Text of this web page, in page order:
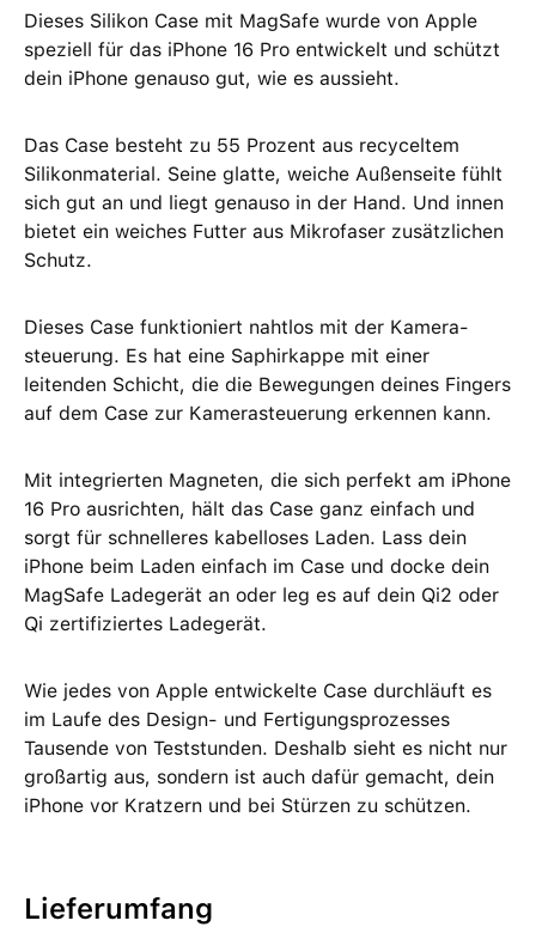
Dieses Silikon Case mit MagSafe wurde von Apple
speziell für das iPhone 16 Pro entwickelt und schützt
dein iPhone genauso gut, wie es aussieht.
Das Case besteht zu 55 Prozent aus recyceltem
Silikon­material. Seine glatte, weiche Außenseite fühlt
sich gut an und liegt genauso in der Hand. Und innen
bietet ein weiches Futter aus Mikrofaser zusätzlichen
Schutz.
Dieses Case funktioniert nahtlos mit der Kamera­
steuerung. Es hat eine Saphir­kappe mit einer
leitenden Schicht, die die Bewegungen deines Fingers
auf dem Case zur Kamera­steuerung erkennen kann.
Mit integrierten Magneten, die sich perfekt am iPhone
16 Pro ausrichten, hält das Case ganz einfach und
sorgt für schnelleres kabel­loses Laden. Lass dein
iPhone beim Laden einfach im Case und docke dein
MagSafe Ladegerät an oder leg es auf dein Qi2 oder
Qi zertifiziertes Ladegerät.
Wie jedes von Apple entwickelte Case durchläuft es
im Laufe des Design‑ und Fertigungs­prozesses
Tausende von Teststunden. Deshalb sieht es nicht nur
großartig aus, sondern ist auch dafür gemacht, dein
iPhone vor Kratzern und bei Stürzen zu schützen.
Lieferumfang